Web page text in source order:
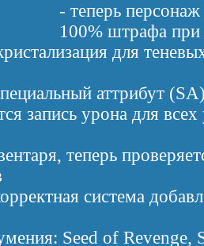
- теперь
100% штрафа при
для
аттрибут
запись урона для
теперь
система
Seed of